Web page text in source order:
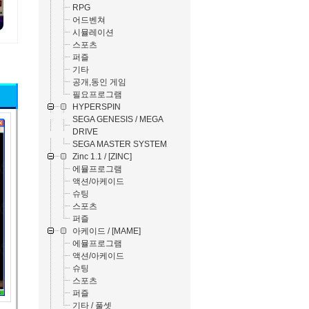
RPG
어드벤쳐
시뮬레이션
스포츠
퍼즐
기타
공개,동인 게임
필요프로그램
HYPERSPIN
SEGA GENESIS / MEGA
DRIVE
SEGA MASTER SYSTEM
Zinc 1.1 / [ZINC]
에뮬프로그램
액션/아케이드
슈팅
스포츠
퍼즐
아케이드 / [MAME]
에뮬프로그램
액션/아케이드
슈팅
스포츠
퍼즐
기타 / 풀셋